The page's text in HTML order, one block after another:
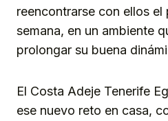
reencontrarse con ellos
semana, en un ambiente
prolongar su buena
El Costa Adeje Tenerife
ese nuevo reto en casa,